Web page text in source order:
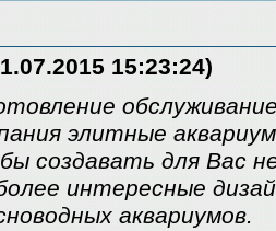
15:23:24)
элитные
создавать для Вас
интересные
аквариумов.